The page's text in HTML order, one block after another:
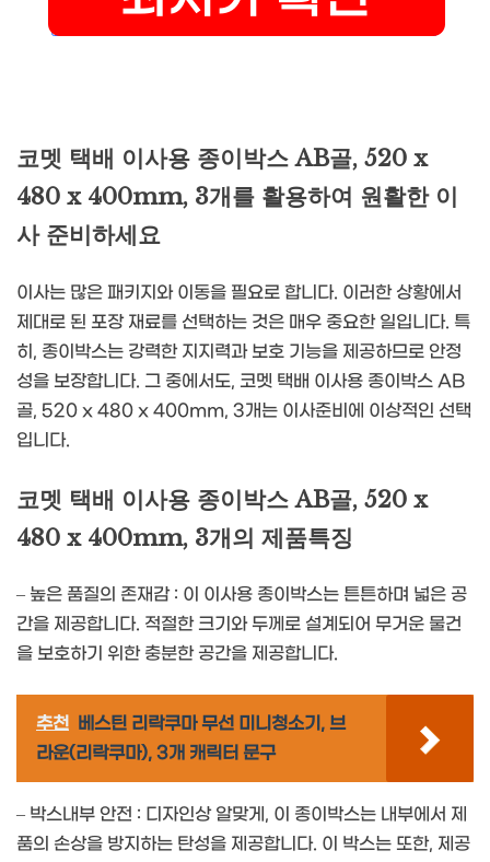
코멧 택배 이사용 종이박스 AB골, 520 x
480 x 400mm, 3개를 활용하여 원활한 이
사 준비하세요
이사는 많은 패키지와 이동을 필요로 합니다. 이러한 상황에서
제대로 된 포장 재료를 선택하는 것은 매우 중요한 일입니다. 특
히, 종이박스는 강력한 지지력과 보호 기능을 제공하므로 안정
성을 보장합니다. 그 중에서도, 코멧 택배 이사용 종이박스 AB
골, 520 x 480 x 400mm, 3개는 이사준비에 이상적인 선택
입니다.
코멧 택배 이사용 종이박스 AB골, 520 x
480 x 400mm, 3개의 제품특징
– 높은 품질의 존재감 : 이 이사용 종이박스는 튼튼하며 넓은 공
간을 제공합니다. 적절한 크기와 두께로 설계되어 무거운 물건
을 보호하기 위한 충분한 공간을 제공합니다.
추천 베스틴 리락쿠마 무선 미니청소기, 브
라운(리락쿠마), 3개 캐릭터 문구
– 박스내부 안전 : 디자인상 알맞게, 이 종이박스는 내부에서 제
품의 손상을 방지하는 탄성을 제공합니다. 이 박스는 또한, 제공